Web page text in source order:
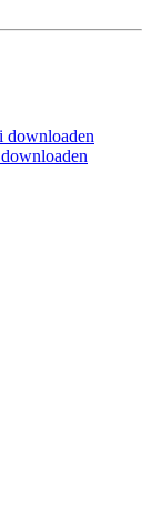
downloaden